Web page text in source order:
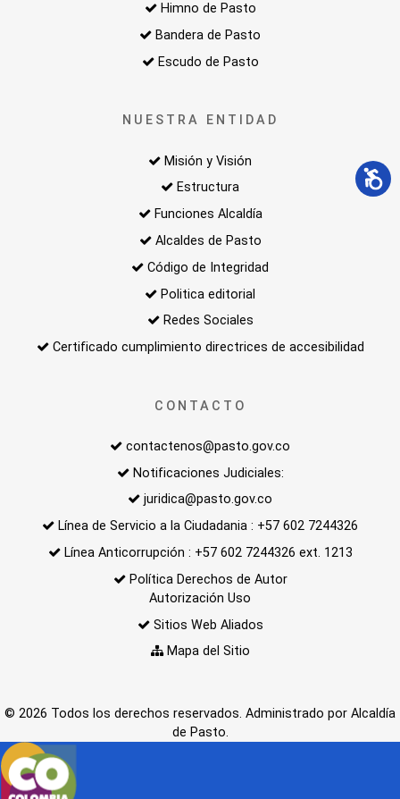
Himno de Pasto
Bandera de Pasto
Escudo de Pasto
NUESTRA ENTIDAD
Misión y Visión
Estructura
Funciones Alcaldía
Alcaldes de Pasto
Código de Integridad
Politica editorial
Redes Sociales
Certificado cumplimiento directrices de accesibilidad
CONTACTO
contactenos@pasto.gov.co
Notificaciones Judiciales:
juridica@pasto.gov.co
Línea de Servicio a la Ciudadania : +57 602 7244326
Línea Anticorrupción : +57 602 7244326 ext. 1213
Política Derechos de Autor
Autorización Uso
Sitios Web Aliados
Mapa del Sitio
© 2026 Todos los derechos reservados. Administrado por Alcaldía
de Pasto.